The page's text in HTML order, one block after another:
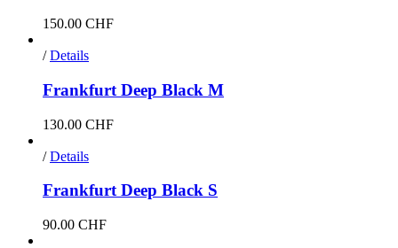
150.00 CHF
/ Details
Frankfurt Deep Black M
130.00 CHF
/ Details
Frankfurt Deep Black S
90.00 CHF